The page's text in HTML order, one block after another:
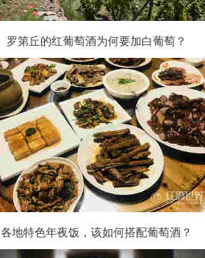
罗第丘的红葡萄酒为何要加白葡萄？
各地特色年夜饭，该如何搭配葡萄酒？